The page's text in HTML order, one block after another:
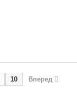
10 Вперед